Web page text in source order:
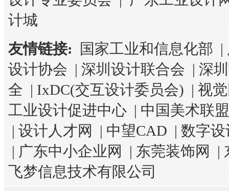
计城
友情链接: 国家工业和信息化部|
设计协会|深圳设计联合会|深
全|IxDC(交互设计委员会)|视
工业设计促进中心|中国美术联盟
|设计人才网|中望CAD|数字
|广东中小企业网|东莞装饰网|
飞梦信息技术有限公司